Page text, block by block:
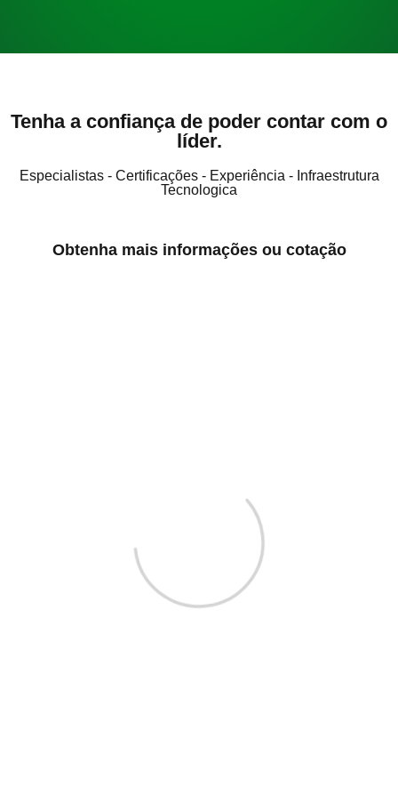
Tenha a confiança de poder contar com o
líder.
Especialistas - Certificações - Experiência - Infraestrutura
Tecnologica
Obtenha mais informações ou cotação